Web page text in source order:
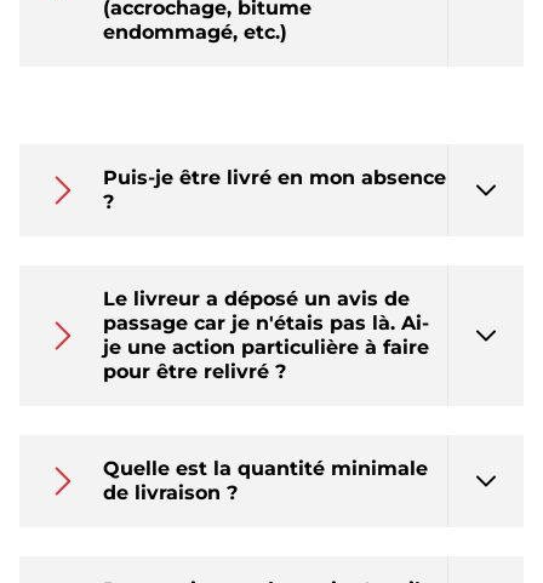
(accrochage, bitume
endommagé, etc.)
Puis-je être livré en mon absence
?
Le livreur a déposé un avis de
passage car je n'étais pas là. Ai-
je une action particulière à faire
pour être relivré ?
Quelle est la quantité minimale
de livraison ?